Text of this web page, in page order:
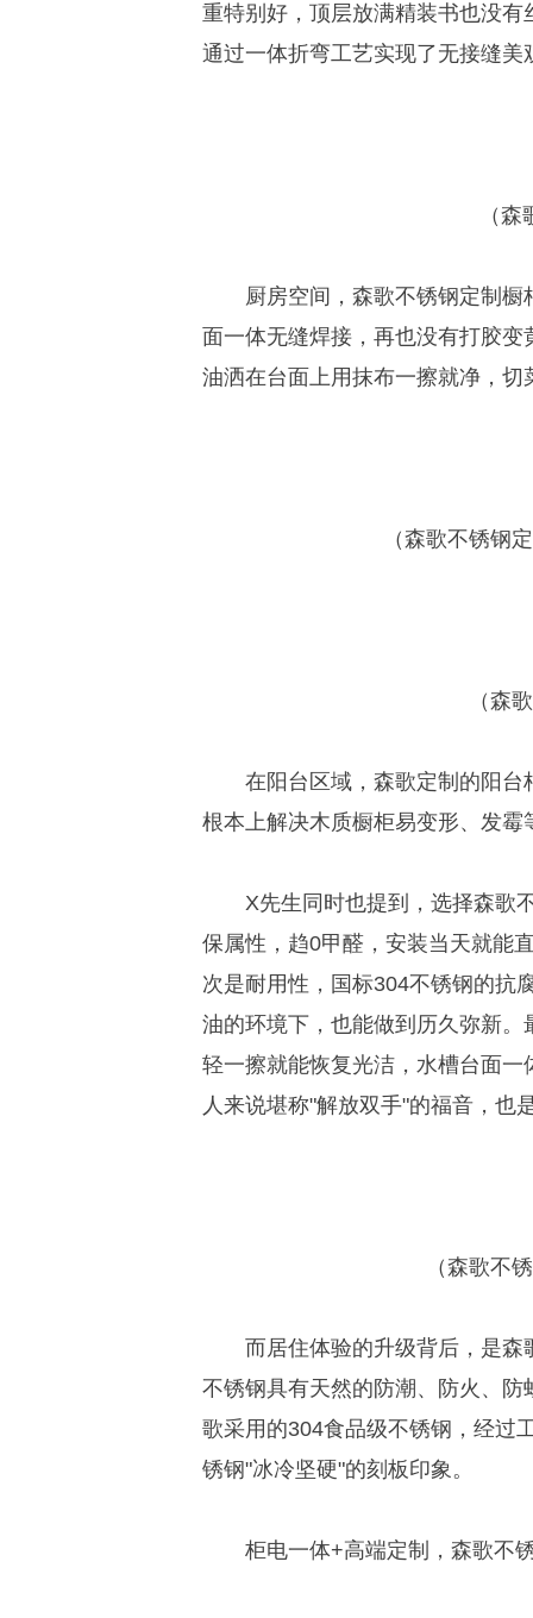
重特别好，顶层放满精装书也没
通过一体折弯工艺实现了无接缝美
（
厨房空间，森歌不锈钢定制
面一体无缝焊接，再也没有打胶
油洒在台面上用抹布一擦就净，
（森歌不锈钢
（森
在阳台区域，森歌定制的阳
根本上解决木质橱柜易变形、发霉
X先生同时也提到，选择森歌
保属性，趋0甲醛，安装当天就能
次是耐用性，国标304不锈钢的抗
油的环境下，也能做到历久弥新
轻一擦就能恢复光洁，水槽台面
人来说堪称"解放双手"的福音，也
（森歌不
而居住体验的升级背后，是
不锈钢具有天然的防潮、防火、
歌采用的304食品级不锈钢，经过
锈钢"冰冷坚硬"的刻板印象。
柜电一体+高端定制，森歌不